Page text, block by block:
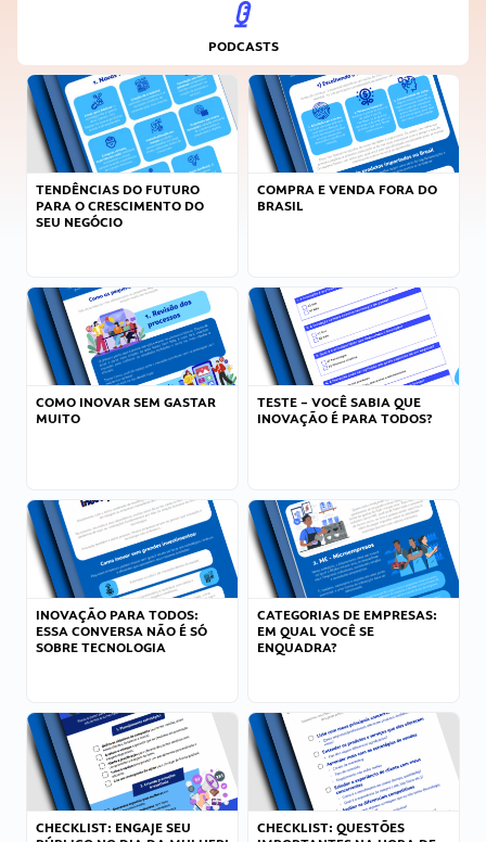
PODCASTS
TENDÊNCIAS DO FUTURO
PARA O CRESCIMENTO DO
SEU NEGÓCIO
COMPRA E VENDA FORA DO
BRASIL
COMO INOVAR SEM GASTAR
MUITO
TESTE – VOCÊ SABIA QUE
INOVAÇÃO É PARA TODOS?
INOVAÇÃO PARA TODOS:
ESSA CONVERSA NÃO É SÓ
SOBRE TECNOLOGIA
CATEGORIAS DE EMPRESAS:
EM QUAL VOCÊ SE
ENQUADRA?
CHECKLIST: ENGAJE SEU
CHECKLIST: QUESTÕES